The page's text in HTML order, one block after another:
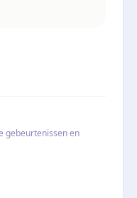
gebeurtenissen en